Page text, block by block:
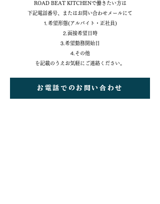
ROAD BEAT KITCHENで働きたい方は
下記電話番号、またはお問い合わせメールにて
⒈希望形態(アルバイト・正社員)
⒉面接希望日時
⒊希望勤務開始日
⒋その他
​を記載のうえお気軽にご連絡ください。
お電話でのお問い合わせ